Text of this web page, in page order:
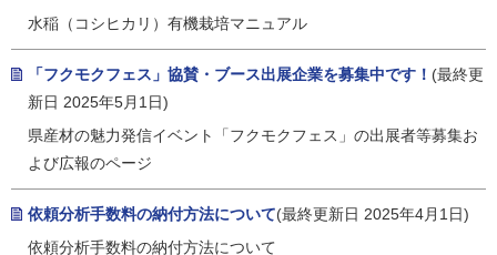
水稲（コシヒカリ）有機栽培マニュアル
「フクモクフェス」協賛・ブース出展企業を募集中です！ (最終更
新日 2025年5月1日)
県産材の魅力発信イベント「フクモクフェス」の出展者等募集お
よび広報のページ
依頼分析手数料の納付方法について(最終更新日 2025年4月1日)
依頼分析手数料の納付方法について